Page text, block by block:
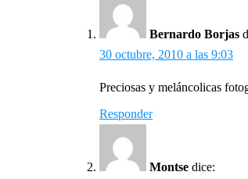
Bernardo Borjas
30 octubre, 2010 a las 9:03
Preciosas y meláncolicas
Responder
Montse dice: